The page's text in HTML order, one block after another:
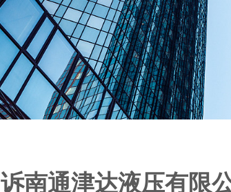
诉南通津达液压有限